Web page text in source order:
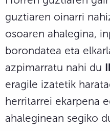
guztiaren oinarri
osoaren ahalegina,
borondatea eta
azpimarratu nahi du
eragile izatetik
herritarrei ekarpena
ahaleginean segiko